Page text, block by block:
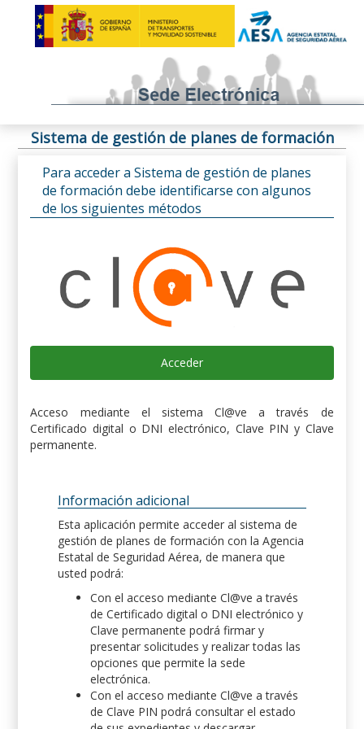
Sistema de gestión de planes de formación
Para acceder a Sistema de gestión de planes
de formación debe identificarse con algunos
de los siguientes métodos
Acceder
Acceso mediante el sistema Cl@ve a través de
Certificado digital o DNI electrónico, Clave PIN y Clave
permanente.
Información adicional
Esta aplicación permite acceder al sistema de
gestión de planes de formación con la Agencia
Estatal de Seguridad Aérea, de manera que
usted podrá:
Con el acceso mediante Cl@ve a través
de Certificado digital o DNI electrónico y
Clave permanente podrá firmar y
presentar solicitudes y realizar todas las
opciones que permite la sede
electrónica.
Con el acceso mediante Cl@ve a través
de Clave PIN podrá consultar el estado